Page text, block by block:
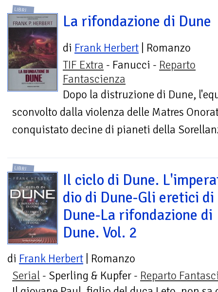
LIBRI
La rifondazione di Dune
di Frank Herbert | Romanzo
TIF Extra - Fanucci - Reparto
Fantascienza
Dopo la distruzione di Dune,
sconvolto dalla violenza delle Matres
conquistato decine di pianeti della
LIBRI
Il ciclo di Dune.
dio di Dune-Gli eretici di
Dune-La rifondazione di
Dune. Vol. 2
di Frank Herbert | Romanzo
Serial - Sperling & Kupfer - Reparto